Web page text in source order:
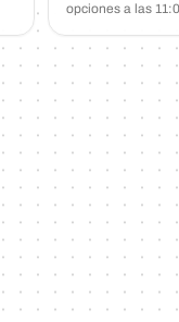
opciones a las